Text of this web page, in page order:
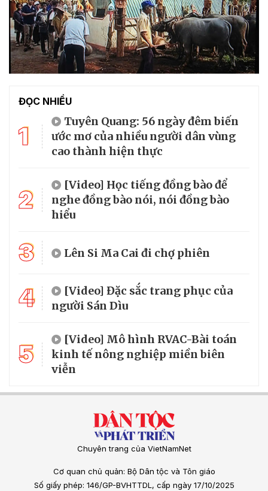
ĐỌC NHIỀU
1
Tuyên Quang: 56 ngày đêm biến
ước mơ của nhiều người dân vùng
cao thành hiện thực
2
[Video] Học tiếng đồng bào để
nghe đồng bào nói, nói đồng bào
hiểu
3 Lên Si Ma Cai đi chợ phiên
4
[Video] Đặc sắc trang phục của
người Sán Dìu
5
[Video] Mô hình RVAC-Bài toán
kinh tế nông nghiệp miền biên
viễn
Chuyên trang của VietNamNet
Cơ quan chủ quản: Bộ Dân tộc và Tôn giáo
Số giấy phép: 146/GP-BVHTTDL, cấp ngày 17/10/2025